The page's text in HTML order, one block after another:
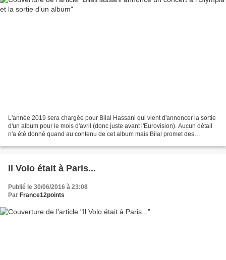
L'année 2019 sera chargée pour Bilal Hassani qui vient d'annoncer la sortie
d'un album pour le mois d'avril (donc juste avant l'Eurovision). Aucun détail
n'a été donné quand au contenu de cet album mais Bilal promet des
Il Volo était à Paris...
Publié le 30/06/2016 à 23:08
Par France12points